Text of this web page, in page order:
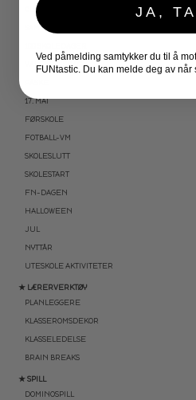
OLYMPISKE LEKER
SAMEFOLKET
VALENTINSDAG
17. MAI
FØRSKOLE
FOTBALL-VM
SKOLESLUTT
SKOLESTART
FN-DAGEN
HALLOWEEN
JUL
NYTTÅR
UTESKOLE AKTIVITETER
★ LÆRERVERKTØY
PLANLEGGERE
KLASSEROMSDEKOR
KLASSELEDELSE
BRAIN BREAKS
★ SPILL
DOMINOSPILL
JA,
Ved påmelding samtykker du til å
FUNtastic. Du kan melde deg av når